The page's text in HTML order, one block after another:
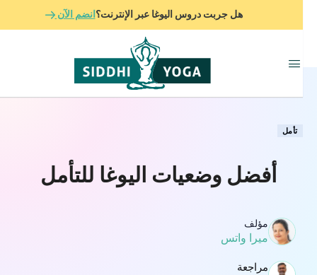
هل جربت دروس اليوغا عبر الإنترنت؟انضم الآن
تأمل
أفضل وضعيات اليوغا للتأمل
مؤلف
ميرا واتس
مراجعة